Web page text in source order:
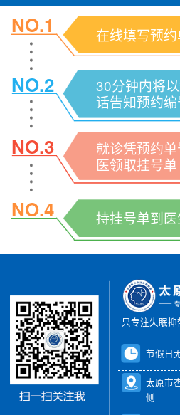
NO.1 在线填写预
NO.2
30分钟内将
话告知预约
NO.3
就诊凭预约
医领取挂号单
NO.4 持挂号单到
只专注失眠
节假日
太原市
侧